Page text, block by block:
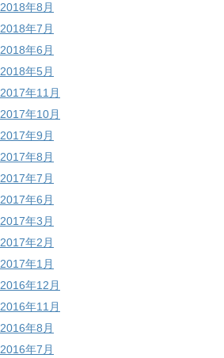
2018年8月
2018年7月
2018年6月
2018年5月
2017年11月
2017年10月
2017年9月
2017年8月
2017年7月
2017年6月
2017年3月
2017年2月
2017年1月
2016年12月
2016年11月
2016年8月
2016年7月